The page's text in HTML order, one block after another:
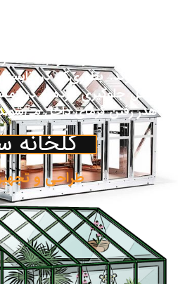
برای شیشه بوده و باعث
می‌شوند. بطوری‌که در
داخل جلوگیری کرده و در
هدر رفتن گرمای داخل
گلخانه
طراحی و